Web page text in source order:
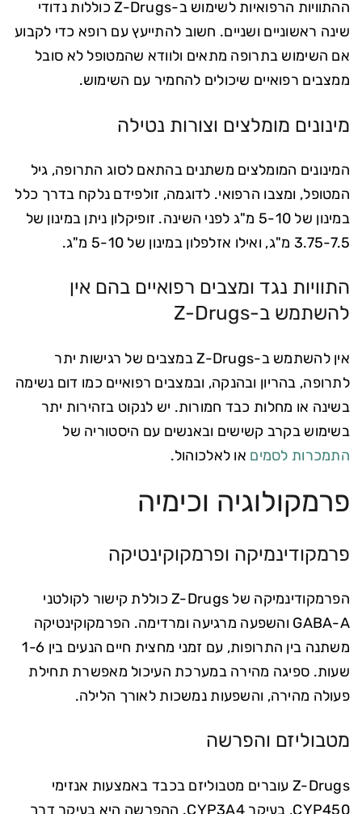
ההתוויות הרפואיות לשימוש ב-Z-Drugs כוללות נדודי
שינה ראשוניים ושניים. חשוב להתייעץ עם רופא כדי לקבוע
אם השימוש בתרופה מתאים ולוודא שהמטופל לא סובל
ממצבים רפואיים שיכולים להחמיר עם השימוש.
מינונים מומלצים וצורות נטילה
המינונים המומלצים משתנים בהתאם לסוג התרופה, גיל
המטופל, ומצבו הרפואי. לדוגמה, זולפידם נלקח בדרך כלל
במינון של 5-10 מ"ג לפני השינה. זופיקלון ניתן במינון של
3.75-7.5 מ"ג, ואילו אזלפלון במינון של 5-10 מ"ג.
התוויות נגד ומצבים רפואיים בהם אין
להשתמש ב-Z-Drugs
אין להשתמש ב-Z-Drugs במצבים של רגישות יתר
לתרופה, בהריון ובהנקה, ובמצבים רפואיים כמו דום נשימה
בשינה או מחלות כבד חמורות. יש לנקוט בזהירות יתר
בשימוש בקרב קשישים ובאנשים עם היסטוריה של
התמכרות לסמים או לאלכוהול.
פרמקולוגיה וכימיה
פרמקודינמיקה ופרמקוקינטיקה
הפרמקודינמיקה של Z-Drugs כוללת קישור לקולטני
GABA-A והשפעה מרגיעה ומרדימה. הפרמקוקינטיקה
משתנה בין התרופות, עם זמני מחצית חיים הנעים בין 1-6
שעות. ספיגה מהירה במערכת העיכול מאפשרת תחילת
פעולה מהירה, והשפעות נמשכות לאורך הלילה.
מטבוליזם והפרשה
Z-Drugs עוברים מטבוליזם בכבד באמצעות אנזימי
CYP450, בעיקר CYP3A4. ההפרשה היא בעיקר דרך